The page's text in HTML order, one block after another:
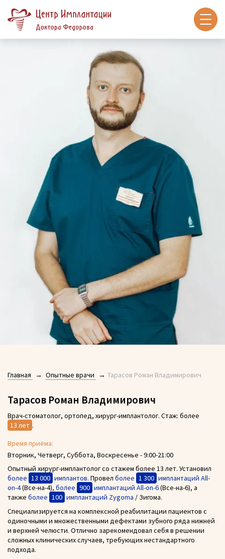
Главная Опытные врачи Тарасов Роман Владимирович
Тарасов Роман Владимирович
Врач-стоматолог, ортопед, хирург-имплантолог. Стаж: более
13 лет .
Время приёма:
Вторник, Четверг, Суббота, Воскресенье - 9:00-21:00
Опытный хирург-имплантолог со стажем более 13 лет. Установил
более 13 000 имплантов. Провел более 1 300 имплантаций All-
on-4(Все-на-4), более 900 имплантаций All-on-6(Все-на-6), а
также более 100 имплантаций Zygoma / Зигома.
Специализируется на комплексной реабилитации пациентов с
одиночными и множественными дефектами зубного ряда нижней
и верхней челюсти. Отлично зарекомендовал себя в решении
сложных клинических случаев, требующих нестандартного
подхода.